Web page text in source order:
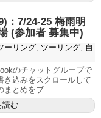
：7/24-25 梅雨明
(参加者 募集中)
ーリング, ツーリング, 自
のチャットグループで
き込みをスクロールして
まとめをブ...
読む